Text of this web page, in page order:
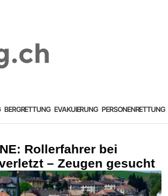
BERGRETTUNG EVAKUIERUNG PERSONENRETTUNG
Rollerfahrer bei
– Zeugen gesucht